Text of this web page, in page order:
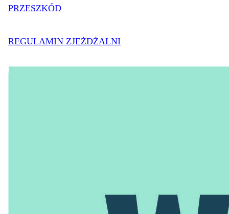
PRZESZKÓD
REGULAMIN ZJEŻDŻALNI